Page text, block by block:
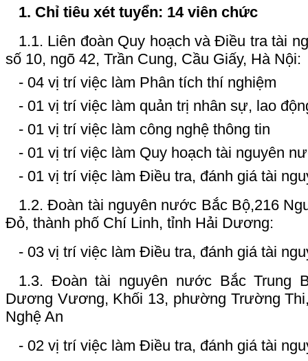
1. Chỉ tiêu xét tuyển: 14 viên chức
1.1. Liên đoàn Quy hoạch và Điều tra tài
số 10, ngõ 42, Trần Cung, Cầu Giấy, Hà Nội:
- 04 vị trí việc làm Phân tích thí nghiệm
- 01 vị trí việc làm quản trị nhân sự, lao
- 01 vị trí việc làm công nghệ thông tin
- 01 vị trí việc làm Quy hoạch tài nguyên
- 01 vị trí việc làm Điều tra, đánh giá tài
1.2. Đoàn tài nguyên nước Bắc Bộ,216
Đỏ, thành phố Chí Linh, tỉnh Hải Dương:
- 03 vị trí việc làm Điều tra, đánh giá tài
1.3. Đoàn tài nguyên nước Bắc Trung
Dương Vương, Khối 13, phường Trường
Nghệ An
- 02 vị trí việc làm Điều tra, đánh giá tài